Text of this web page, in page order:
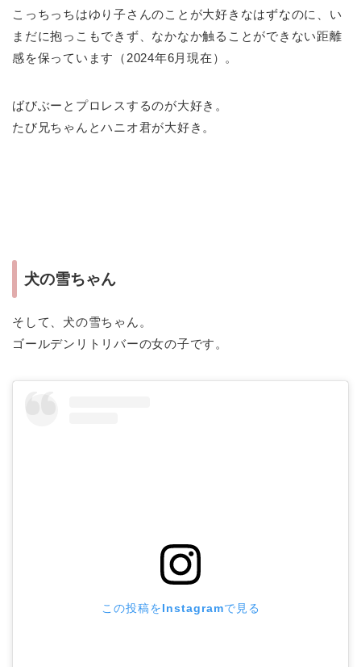
こっちっちはゆり子さんのことが大好きなはずなのに、い
まだに抱っこもできず、なかなか触ることができない距離
感を保っています（2024年6月現在）。
ばびぶーとプロレスするのが大好き。
たび兄ちゃんとハニオ君が大好き。
犬の雪ちゃん
そして、犬の雪ちゃん。
ゴールデンリトリバーの女の子です。
この投稿をInstagramで見る